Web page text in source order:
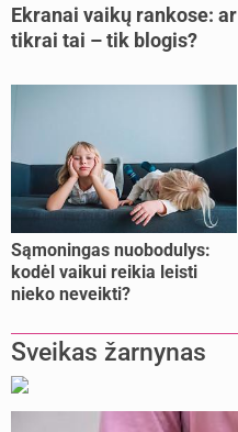
Ekranai vaikų rankose: ar
tikrai tai – tik blogis?
Sąmoningas nuobodulys:
kodėl vaikui reikia leisti
nieko neveikti?
Sveikas žarnynas